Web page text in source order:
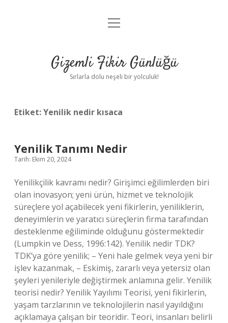
Anasayfa
Yasal Uyarı
menüyü
Gizemli Fikir Günlüğü
Sırlarla dolu neşeli bir yolculuk!
Etiket:Yenilik nedir kısaca
Yenilik Tanımı Nedir
Tarih: Ekim 20, 2024
Yenilikçilik kavramı nedir? Girişimci eğilimlerden biri
olan inovasyon; yeni ürün, hizmet ve teknolojik
süreçlere yol açabilecek yeni fikirlerin, yeniliklerin,
deneyimlerin ve yaratıcı süreçlerin firma tarafından
desteklenme eğiliminde olduğunu göstermektedir
(Lumpkin ve Dess, 1996:142). Yenilik nedir TDK?
TDK’ya göre yenilik; – Yeni hale gelmek veya yeni bir
işlev kazanmak, – Eskimiş, zararlı veya yetersiz olan
şeyleri yenileriyle değiştirmek anlamına gelir. Yenilik
teorisi nedir? Yenilik Yayılımı Teorisi, yeni fikirlerin,
yaşam tarzlarının ve teknolojilerin nasıl yayıldığını
açıklamaya çalışan bir teoridir. Teori, insanları belirli